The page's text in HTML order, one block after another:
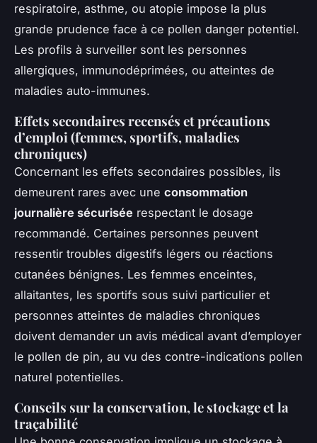
respiratoire, asthme, ou atopie impose la plus
grande prudence face à ce pollen danger potentiel.
Les profils à surveiller sont les personnes
allergiques, immunodéprimées, ou atteintes de
maladies auto-immunes.
Effets secondaires recensés et précautions
d’emploi (femmes, sportifs, maladies
chroniques)
Concernant les effets secondaires possibles, ils
demeurent rares avec une consommation
journalière sécurisée respectant le dosage
recommandé. Certaines personnes peuvent
ressentir troubles digestifs légers ou réactions
cutanées bénignes. Les femmes enceintes,
allaitantes, les sportifs sous suivi particulier et
personnes atteintes de maladies chroniques
doivent demander un avis médical avant d’employer
le pollen de pin, au vu des contre-indications pollen
naturel potentielles.
Conseils sur la conservation, le stockage et la
traçabilité